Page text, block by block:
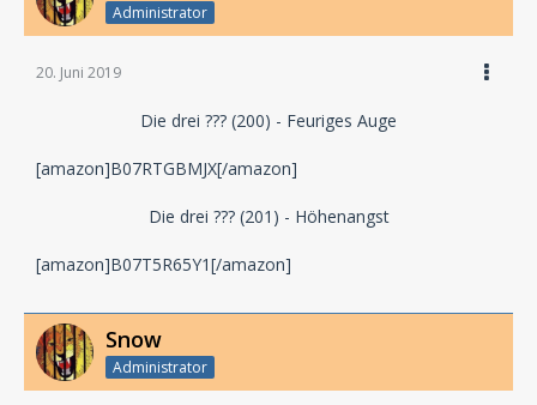
Administrator
20. Juni 2019
Die drei ??? (200) - Feuriges Auge
[amazon]B07RTGBMJX[/amazon]
Die drei ??? (201) - Höhenangst
[amazon]B07T5R65Y1[/amazon]
Snow
Administrator